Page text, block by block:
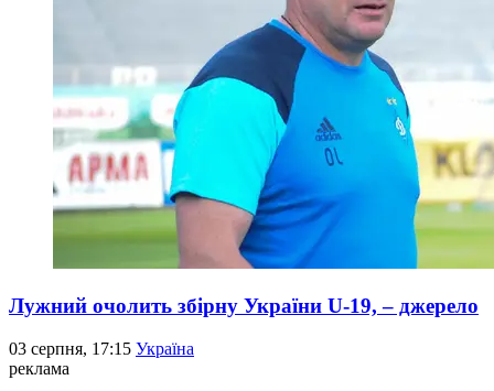
Лужний очолить збірну України U-19, – джерело
03 серпня, 17:15 Україна
реклама